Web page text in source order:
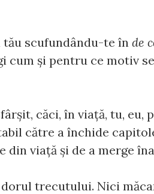
scufundându-te în de
cum şi pentru ce motiv
căci, în viaţă, tu, eu,
către a închide
din viaţă şi de a merge
trecutului. Nici